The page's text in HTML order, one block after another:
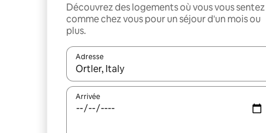
Découvrez des logements où vous vous sentez
comme chez vous pour un séjour d'un mois ou
plus.
Adresse
Lorsque les résultats s'affichent, utilisez les
Arrivée